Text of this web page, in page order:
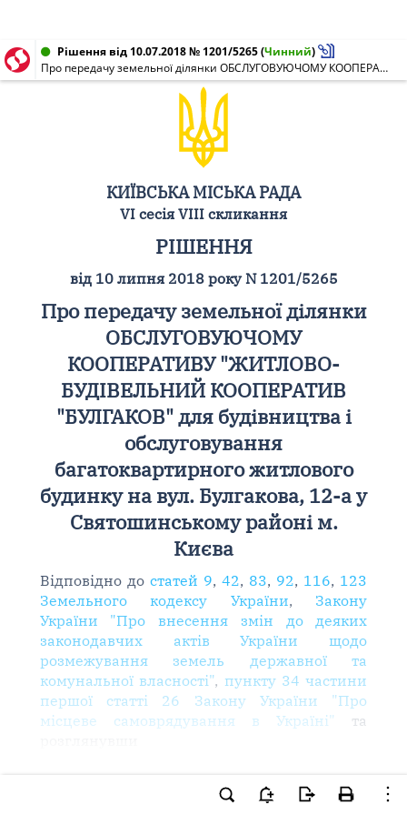
Рішення від 10.07.2018 № 1201/5265(Чинний)
Про передачу земельної ділянки ОБСЛУГОВУЮЧОМУ КООПЕРАТИВУ "ЖИТЛОВО-БУДІВЕЛЬНИЙ КООПЕРАТИВ "БУЛГАКОВ" для будівництва і обслуговування багатоквартирного житлового будинку на вул. Булгакова, 12-а у Святошинському районі м. Києва
КИЇВСЬКА МІСЬКА РАДА
VI сесія VIII скликання
РІШЕННЯ
від 10 липня 2018 року N 1201/5265
Про передачу земельної ділянки
ОБСЛУГОВУЮЧОМУ
КООПЕРАТИВУ "ЖИТЛОВО-
БУДІВЕЛЬНИЙ КООПЕРАТИВ
"БУЛГАКОВ" для будівництва і
обслуговування
багатоквартирного житлового
будинку на вул. Булгакова, 12-а у
Святошинському районі м.
Києва
Відповідно до статей 9,42, 83, 92, 116, 123
Земельного кодексу України, Закону
України "Про внесення змін до деяких
законодавчих актів України щодо
розмежування земель державної та
комунальної власності", пункту 34 частини
першої статті 26 Закону України "Про
місцеве самоврядування в Україні"
та